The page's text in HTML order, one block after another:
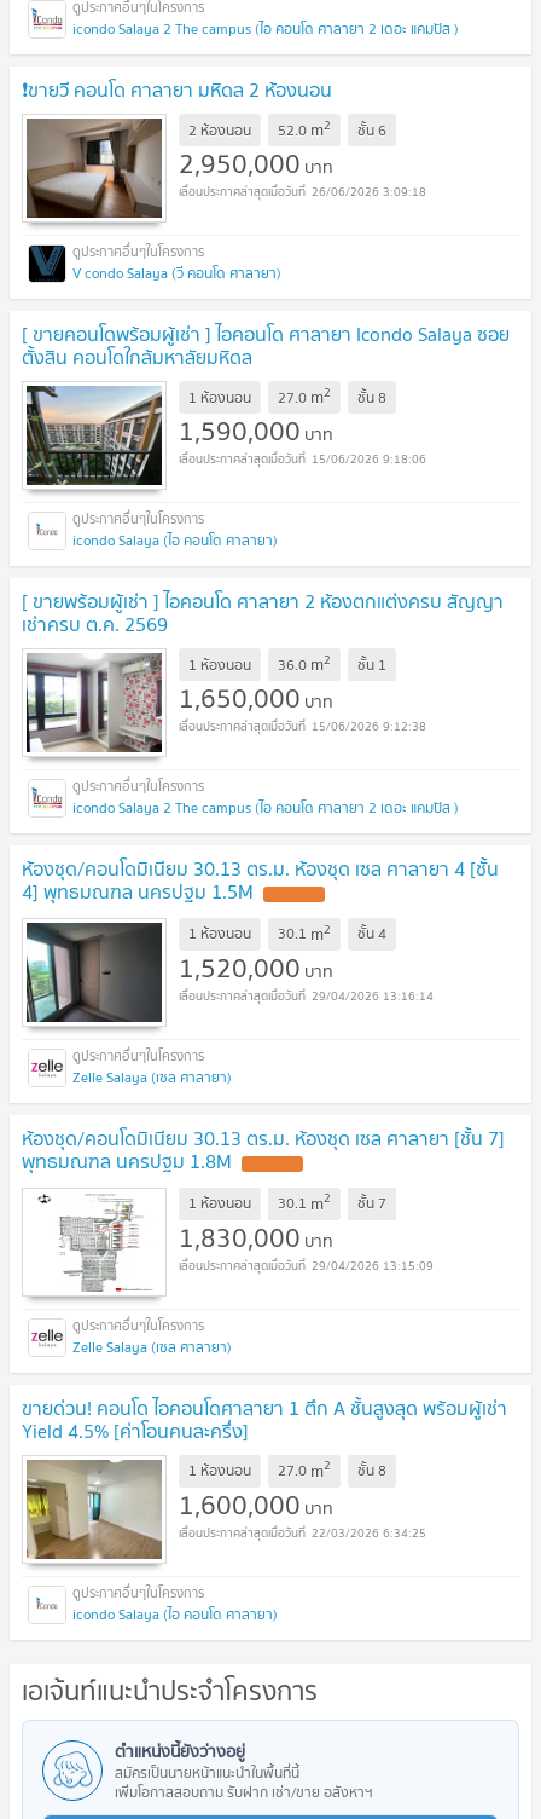
icondo Salaya 2 The campus (ไอ คอนโด ศาลายา 2 เดอะ แคมปัส )
❗️ขายวี คอนโด ศาลายา มหิดล 2 ห้องนอน
2 ห้องนอน 52.0 m2 ชั้น6
2,950,000 บาท
26/06/2026 3:09:18
V condo Salaya (วี คอนโด ศาลายา)
[ ขายคอนโดพร้อมผู้เช่า ] ไอคอนโด ศาลายา Icondo Salaya ซอย
ตั้งสิน คอนโดใกล้มหาลัยมหิดล
1 ห้องนอน 27.0 m2 ชั้น8
1,590,000 บาท
15/06/2026 9:18:06
icondo Salaya (ไอ คอนโด ศาลายา)
[ ขายพร้อมผู้เช่า ] ไอคอนโด ศาลายา 2 ห้องตกแต่งครบ สัญญา
เช่าครบ ต.ค. 2569
1 ห้องนอน 36.0 m2 ชั้น 1
1,650,000 บาท
15/06/2026 9:12:38
icondo Salaya 2 The campus (ไอ คอนโด ศาลายา 2 เดอะ แคมปัส )
ห้องชุด/คอนโดมิเนียม 30.13 ตร.ม. ห้องชุด เซล ศาลายา 4 [ชั้น
4] พุทธมณฑล นครปฐม 1.5M
1 ห้องนอน 30.1 m2 ชั้น4
1,520,000 บาท
29/04/2026 13:16:14
Zelle Salaya (เซล ศาลายา)
ห้องชุด/คอนโดมิเนียม 30.13 ตร.ม. ห้องชุด เซล ศาลายา [ชั้น 7]
พุทธมณฑล นครปฐม 1.8M
1 ห้องนอน 30.1 m2 ชั้น 7
1,830,000 บาท
29/04/2026 13:15:09
Zelle Salaya (เซล ศาลายา)
ขายด่วน! คอนโด ไอคอนโดศาลายา 1 ตึก A ชั้นสูงสุด พร้อมผู้เช่า
Yield 4.5% [ค่าโอนคนละครึ่ง]
1 ห้องนอน 27.0 m2 ชั้น8
1,600,000 บาท
22/03/2026 6:34:25
icondo Salaya (ไอ คอนโด ศาลายา)
เอเจ้นท์แนะนำประจำโครงการ
ตำแหน่งนี้ยังว่างอยู่
สมัครเป็นนายหน้าแนะนำในพื้นที่นี้
เพิ่มโอกาสสอบถาม รับฝาก เช่า/ขาย อสังหาฯ